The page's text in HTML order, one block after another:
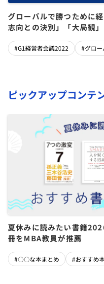
グローバルで勝つために
志向との決別」「大局観
齋藤和弘×三島茂樹×鎌
#G1経営者会議2022 #グロ
ピックアップコンテ
夏休みに読みたい書籍
冊をMBA教員が推薦
#〇〇な本まとめ #おすすめ